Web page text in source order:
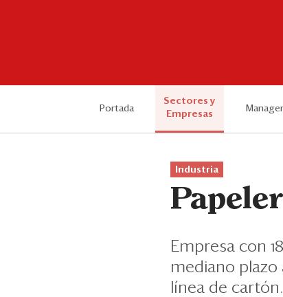
Portada
Sectores y
Empresas
Industria
Empresa con
mediano plazo
línea de cartón.